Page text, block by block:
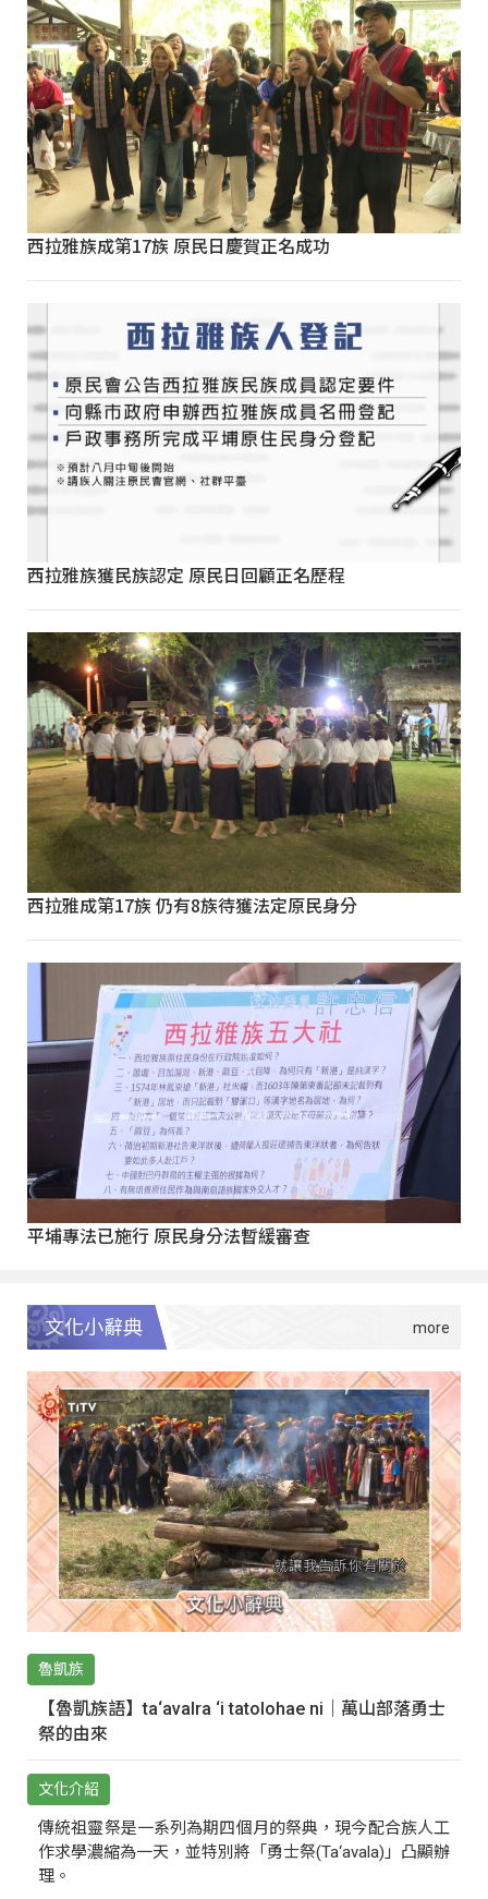
西拉雅族成第17族 原民日慶賀正名成功
西拉雅族獲民族認定 原民日回顧正名歷程
西拉雅成第17族 仍有8族待獲法定原民身分
平埔專法已施行 原民身分法暫緩審查
文化小辭典
魯凱族
【魯凱族語】ta‘avalra ‘i tatolohae ni｜萬山部落勇士
祭的由來
文化介紹
傳統祖靈祭是一系列為期四個月的祭典，現今配合族人工
作求學濃縮為一天，並特別將「勇士祭(Ta‘avala)」凸顯辦
理。